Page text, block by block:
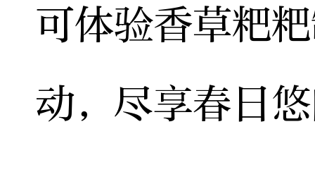
可体验香草粑
动，尽享春日